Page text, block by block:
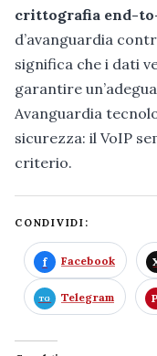
crittografia end-
d’avanguardia
significa che i dati
garantire
Avanguardia
sicurezza: il VoIP
criterio.
CONDIVIDI:
Facebook
Telegram